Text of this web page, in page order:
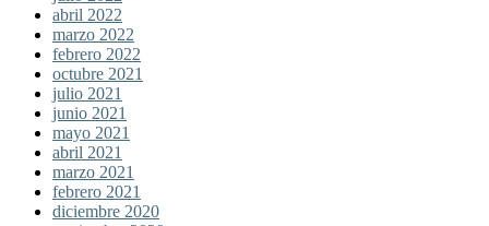
abril 2022
marzo 2022
febrero 2022
octubre 2021
julio 2021
junio 2021
mayo 2021
abril 2021
marzo 2021
febrero 2021
diciembre 2020